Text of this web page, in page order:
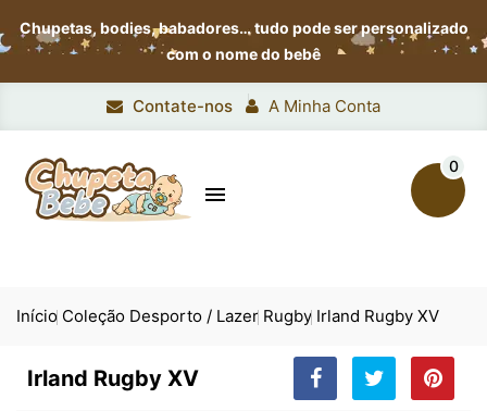
Chupetas, bodies, babadores…tudo pode ser personalizado
com o nome do bebê
Contate-nos A Minha Conta

0
Início Coleção Desporto / Lazer Rugby Irland Rugby XV
Irland Rugby XV